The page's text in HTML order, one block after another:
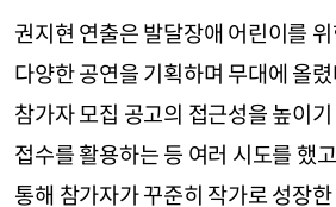
권지현 연출은 발달장애 어린이를
다양한 공연을 기획하며 무대에 올
참가자 모집 공고의 접근성을 높이
접수를 활용하는 등 여러 시도를 했
통해 참가자가 꾸준히 작가로 성장